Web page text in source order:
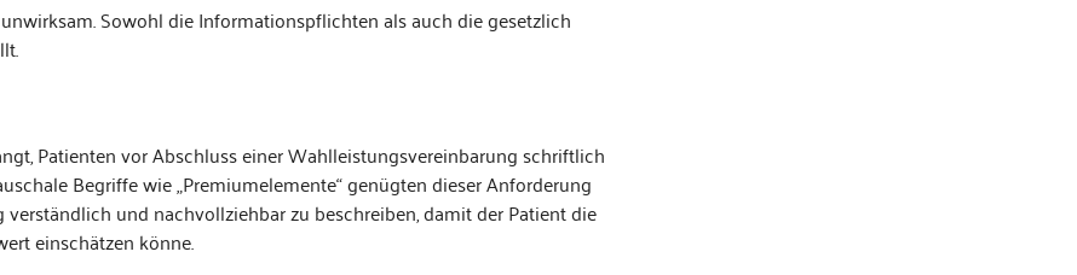
Sowohl die Informationspflichten als auch die gesetzlich
Patienten vor Abschluss einer Wahlleistungsvereinbarung schriftlich
Begriffe wie „Premiumelemente“ genügten dieser Anforderung
und nachvollziehbar zu beschreiben, damit der Patient die
einschätzen könne.